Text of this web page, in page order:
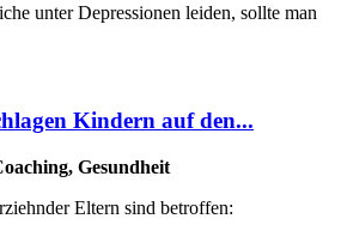
unter Depressionen leiden, sollte man
Kindern auf den...
Gesundheit
Eltern sind betroffen: